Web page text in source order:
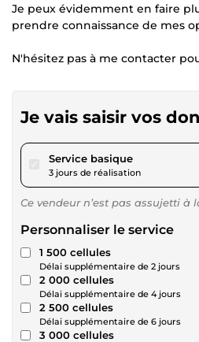
Je peux évidemment en faire
prendre connaissance de mes
N'hésitez pas à me contacter
Je vais saisir vos
Service basiquepour 17,28
3 jours de réalisation
Ce vendeur n’est pas assujetti à
Personnaliser le service
1 500 cellules
Délai supplémentaire de 2 jours
2 000 cellules
Délai supplémentaire de 4 jours
2 500 cellules
Délai supplémentaire de 6 jours
3 000 cellules